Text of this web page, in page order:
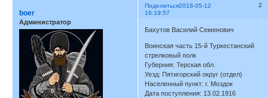
Поделиться 2
2018-05-12
16:19:57
boer
Администратор
Бахутов Василий Семенович
Воинская часть 15-й Туркестанский
стрелковый полк
Губерния: Терская обл.
Уезд: Пятигорский округ (отдел)
Населенный пункт: г. Моздок
Дата поступления: 13.02.1916